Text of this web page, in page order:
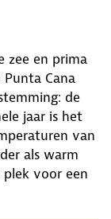
zee en prima
Cana
de
jaar is het
van
als warm
voor een